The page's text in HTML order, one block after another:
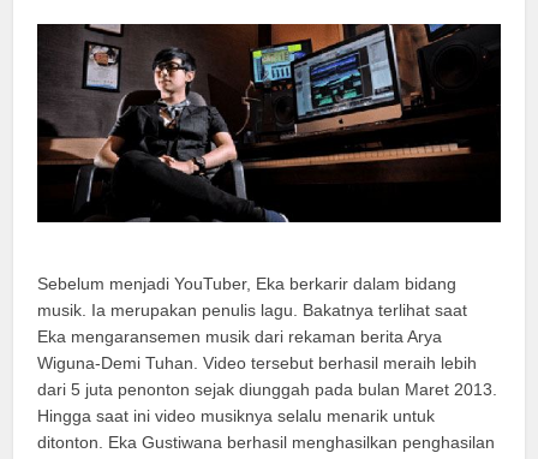
Sebelum menjadi YouTuber, Eka berkarir dalam bidang
musik. Ia merupakan penulis lagu. Bakatnya terlihat saat
Eka mengaransemen musik dari rekaman berita Arya
Wiguna-Demi Tuhan. Video tersebut berhasil meraih lebih
dari 5 juta penonton sejak diunggah pada bulan Maret 2013.
Hingga saat ini video musiknya selalu menarik untuk
ditonton. Eka Gustiwana berhasil menghasilkan penghasilan